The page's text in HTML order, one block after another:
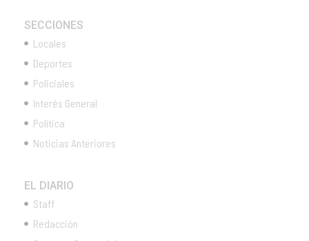
SECCIONES
Locales
Deportes
Policiales
Interés General
Política
Noticias Anteriores
EL DIARIO
Staff
Redacción